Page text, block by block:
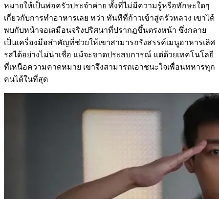
หมายให้เป็นพ่อครัวประจำค่าย ทั้งที่ไม่มีความรู้หรือทักษะใดๆ
เกี่ยวกับการทำอาหารเลย ทว่า ทันทีที่ก้าวเข้าสู่ครัวหลวง เขาได้
พบกับหน้าจอเสมือนจริงปริศนาที่ปรากฏขึ้นตรงหน้า ซึ่งกลาย
เป็นเครื่องมือสำคัญที่ช่วยให้เขาสามารถรังสรรค์เมนูอาหารเลิศ
รสได้อย่างไม่น่าเชื่อ แม้จะขาดประสบการณ์ แต่ด้วยเทคโนโลยี
ที่เหนือความคาดหมาย เขาจึงสามารถเอาชนะใจเพื่อนทหารทุก
คนได้ในที่สุด